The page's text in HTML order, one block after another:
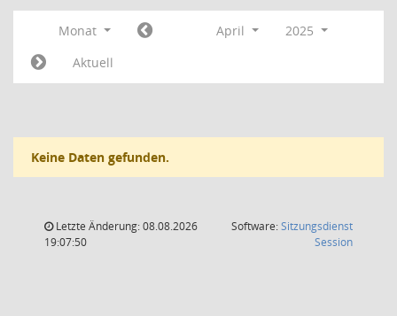
Monat April
2025
Aktuell
Keine Daten gefunden.
Letzte Änderung: 08.08.2026
19:07:50
Software:Sitzungsdienst
Session(Wird in